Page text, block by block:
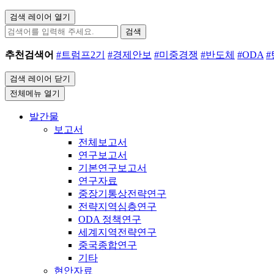
검색 레이어 열기
검색
추천검색어 #트럼프2기 #경제안보 #미중경쟁 #반도체 #ODA #
검색 레이어 닫기
전체메뉴 열기
발간물
보고서
전체보고서
연구보고서
기본연구보고서
연구자료
중장기통상전략연구
전략지역심층연구
ODA 정책연구
세계지역전략연구
중국종합연구
기타
현안자료